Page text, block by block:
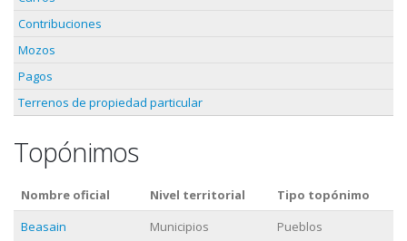
Contribuciones
Mozos
Pagos
Terrenos de propiedad particular
Topónimos
Nombre oficial Nivel territorial
Tipo topónimo
Beasain
Municipios
Pueblos